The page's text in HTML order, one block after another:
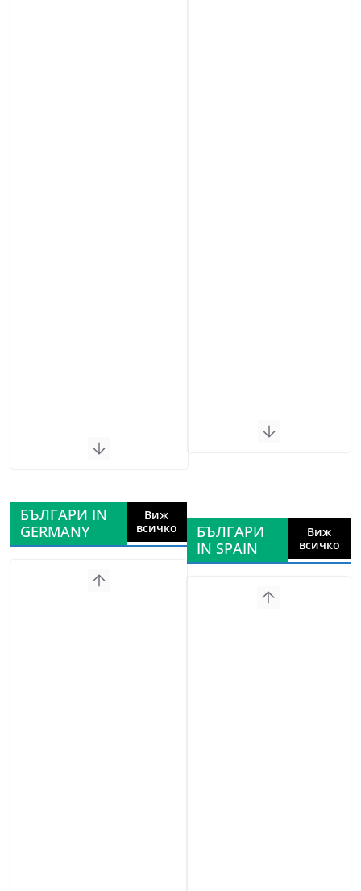
БЪЛГАРИ IN
GERMANY
Виж
всичко
БЪЛГАРИ
IN SPAIN
Виж
всичко